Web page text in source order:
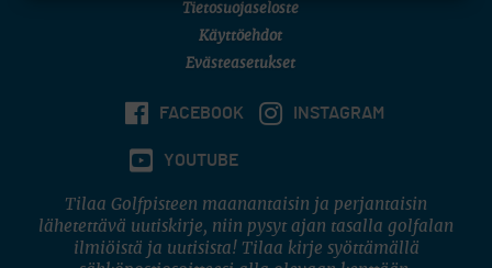
Tietosuojaseloste
Käyttöehdot
Evästeasetukset
FACEBOOK INSTAGRAM
YOUTUBE
Tilaa Golfpisteen maanantaisin ja perjantaisin
lähetettävä uutiskirje, niin pysyt ajan tasalla golfalan
ilmiöistä ja uutisista! Tilaa kirje syöttämällä